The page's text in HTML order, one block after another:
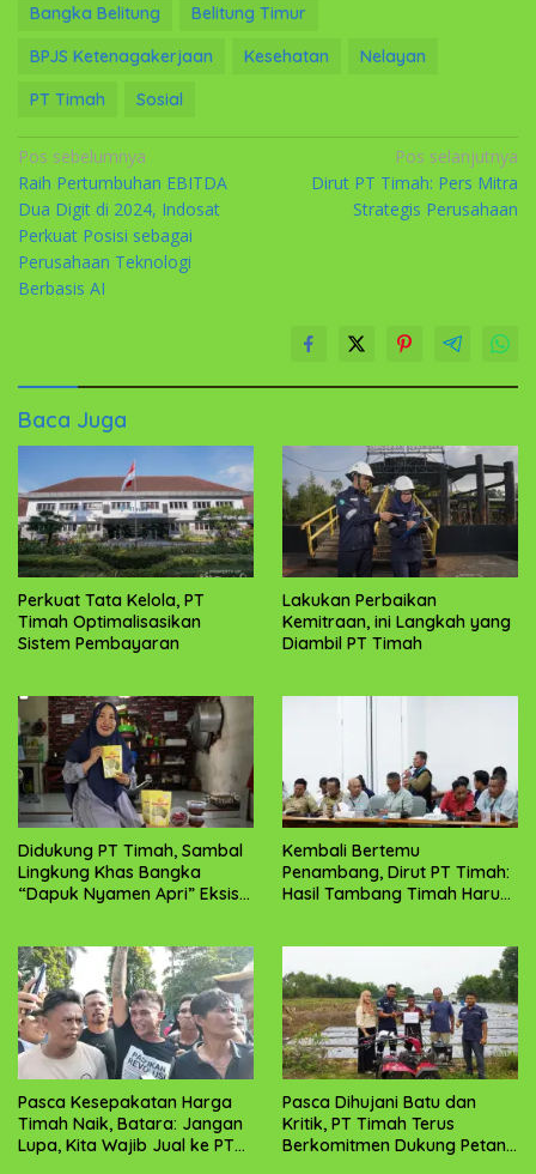
Bangka Belitung
Belitung Timur
BPJS Ketenagakerjaan
Kesehatan
Nelayan
PT Timah
Sosial
Navigasi
pos
Pos sebelumnya
Raih Pertumbuhan EBITDA
Dua Digit di 2024, Indosat
Perkuat Posisi sebagai
Perusahaan Teknologi
Berbasis AI
Pos selanjutnya
Dirut PT Timah: Pers Mitra
Strategis Perusahaan
Baca Juga
Perkuat Tata Kelola, PT
Timah Optimalisasikan
Sistem Pembayaran
Lakukan Perbaikan
Kemitraan, ini Langkah yang
Diambil PT Timah
Didukung PT Timah, Sambal
Lingkung Khas Bangka
“Dapuk Nyamen Apri” Eksis
Kembali Bertemu
Penambang, Dirut PT Timah:
Hasil Tambang Timah Harus
Pasca Kesepakatan Harga
Timah Naik, Batara: Jangan
Lupa, Kita Wajib Jual ke PT
Pasca Dihujani Batu dan
Kritik, PT Timah Terus
Berkomitmen Dukung Petani